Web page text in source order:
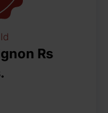
Rs